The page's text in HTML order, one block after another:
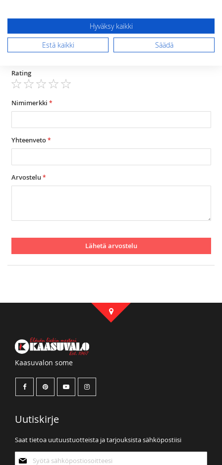
Olet arvostelemassa:
BeefEater upotettava 1200E-5 kaasugrilli
Rating
star
stars
stars
stars
stars
Nimimerkki
Yhteenveto
Arvostelu
Lähetä arvostelu
Kaasuvalon some
Uutiskirje
Saat tietoa uutuustuotteista ja tarjouksista sähköpostiisi
Hyväksy kaikki
Estä kaikki Säädä